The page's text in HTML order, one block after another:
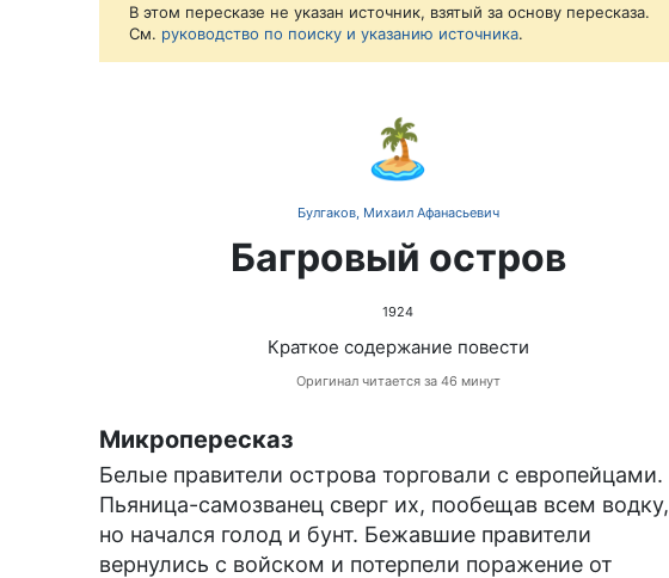
В этом пересказе не указан источник, взятый за основу пересказа.
См. руководство по поиску и указанию источника.
🏝️
Булгаков, Михаил Афанасьевич
Багровый остров
1924
Краткое содержание повести
Оригинал читается за 46 минут
Микропересказ
Белые правители острова торговали с европейцами.
Пьяница-самозванец сверг их, пообещав всем водку,
но начался голод и бунт. Бежавшие правители
вернулись с войском и потерпели поражение от